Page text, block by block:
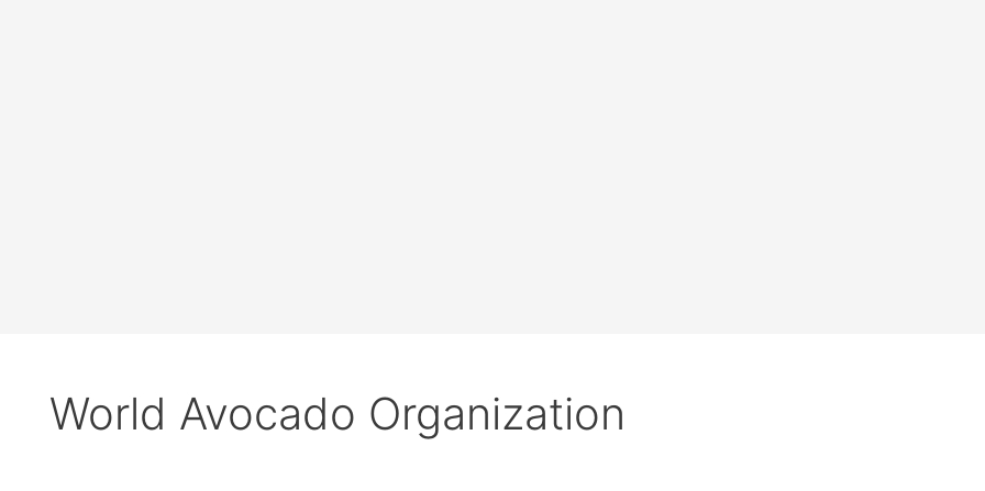
World Avocado Organization